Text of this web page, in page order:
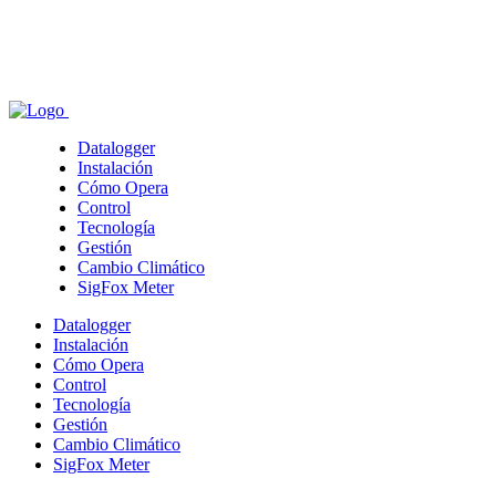
Datalogger
Instalación
Cómo Opera
Control
Tecnología
Gestión
Cambio Climático
SigFox Meter
Datalogger
Instalación
Cómo Opera
Control
Tecnología
Gestión
Cambio Climático
SigFox Meter